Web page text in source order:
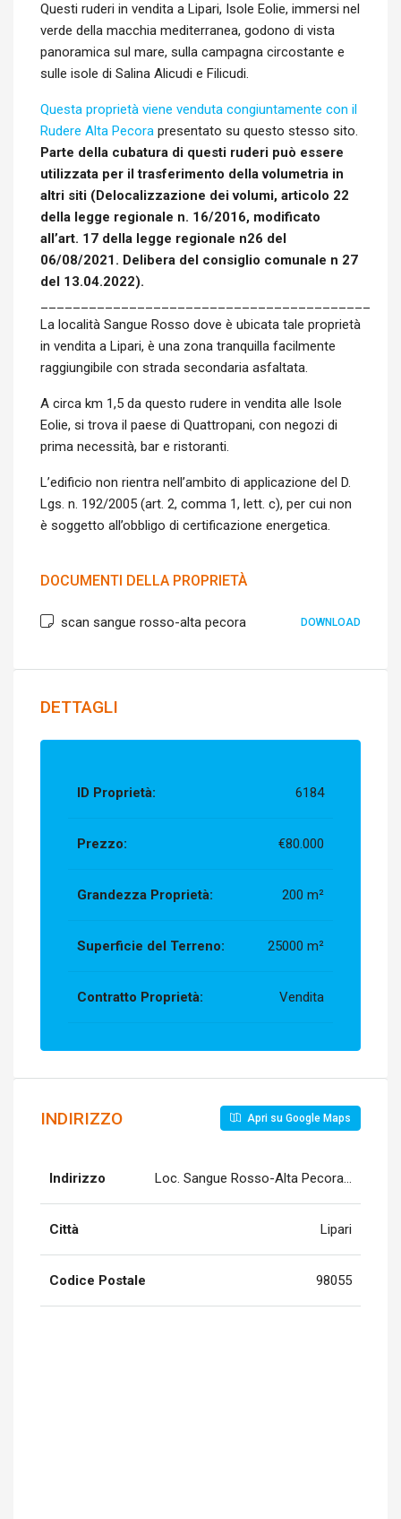
Questi ruderi in vendita a Lipari, Isole Eolie, immersi nel
verde della macchia mediterranea, godono di vista
panoramica sul mare, sulla campagna circostante e
sulle isole di Salina Alicudi e Filicudi.
Questa proprietà viene venduta congiuntamente con il
Rudere Alta Pecora presentato su questo stesso sito.
Parte della cubatura di questi ruderi può essere
utilizzata per il trasferimento della volumetria in
altri siti (Delocalizzazione dei volumi, articolo 22
della legge regionale n. 16/2016, modificato
all’art. 17 della legge regionale n26 del
06/08/2021. Delibera del consiglio comunale n 27
del 13.04.2022).
La località Sangue Rosso dove è ubicata tale proprietà
in vendita a Lipari, è una zona tranquilla facilmente
raggiungibile con strada secondaria asfaltata.
A circa km 1,5 da questo rudere in vendita alle Isole
Eolie, si trova il paese di Quattropani, con negozi di
prima necessità, bar e ristoranti.
L’edificio non rientra nell’ambito di applicazione del D.
Lgs. n. 192/2005 (art. 2, comma 1, lett. c), per cui non
è soggetto all’obbligo di certificazione energetica.
DOCUMENTI DELLA PROPRIETÀ
scan sangue rosso-alta pecora DOWNLOAD
DETTAGLI
ID Proprietà: 6184
Prezzo: €80.000
Grandezza Proprietà: 200 m²
Superficie del Terreno: 25000 m²
Contratto Proprietà: Vendita
INDIRIZZO Apri su Google Maps
Indirizzo Loc. Sangue Rosso-Alta Pecora,
Città Lipari
Codice Postale 98055